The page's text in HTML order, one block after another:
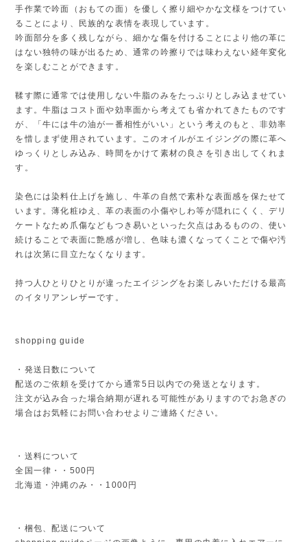
手作業で吟面（おもての面）を優しく擦り細やかな文様をつけてい
ることにより、民族的な表情を表現しています。
吟面部分を多く残しながら、細かな傷を付けることにより他の革に
はない独特の味が出るため、通常の吟擦りでは味わえない経年変化
を楽しむことができます。
鞣す際に通常では使用しない牛脂のみをたっぷりとしみ込ませてい
ます。牛脂はコスト面や効率面から考えても省かれてきたものです
が、「牛には牛の油が一番相性がいい」という考えのもと、非効率
を惜しまず使用されています。このオイルがエイジングの際に革へ
ゆっくりとしみ込み、時間をかけて素材の良さを引き出してくれま
す。
染色には染料仕上げを施し、牛革の自然で素朴な表面感を保たせて
います。薄化粧ゆえ、革の表面の小傷やしわ等が隠れにくく、デリ
ケートなため爪傷などもつき易いといった欠点はあるものの、使い
続けることで表面に艶感が増し、色味も濃くなってくことで傷や汚
れは次第に目立たなくなります。
持つ人ひとりひとりが違ったエイジングをお楽しみいただける最高
のイタリアンレザーです。
shopping guide
・発送日数について
配送のご依頼を受けてから通常5日以内での発送となります。
注文が込み合った場合納期が遅れる可能性がありますのでお急ぎの
場合はお気軽にお問い合わせよりご連絡ください。
・送料について
全国一律・・500円
北海道・沖縄のみ・・1000円
・梱包、配送について